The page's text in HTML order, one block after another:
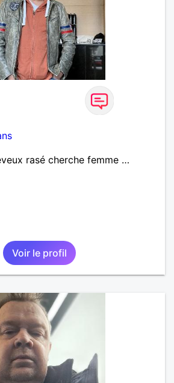
rasé cherche femme …
Voir le profil